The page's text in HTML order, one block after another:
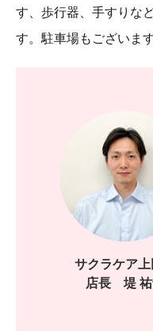
す、歩行器、手すりな
す。駐車場もございま
サクラケア上
店長 堤 祐